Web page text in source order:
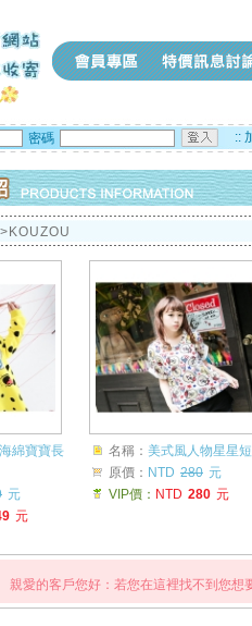
密碼 ::
綿寶寶長
元
元
名稱： 美式風人物星星
原價： NTD 280 元
VIP價： NTD 280 元
親愛的客戶您好：若您在這裡找不到您想